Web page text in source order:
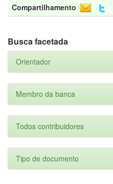
Compartilhamento
Busca facetada
Orientador
Membro da banca
Todos contribuidores
Tipo de documento